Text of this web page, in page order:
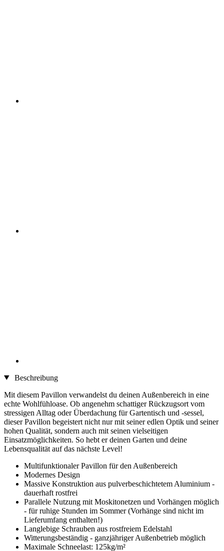
Beschreibung
Mit diesem Pavillon verwandelst du deinen Außenbereich in eine
echte Wohlfühloase. Ob angenehm schattiger Rückzugsort vom
stressigen Alltag oder Überdachung für Gartentisch und -sessel,
dieser Pavillon begeistert nicht nur mit seiner edlen Optik und seiner
hohen Qualität, sondern auch mit seinen vielseitigen
Einsatzmöglichkeiten. So hebt er deinen Garten und deine
Lebensqualität auf das nächste Level!
Multifunktionaler Pavillon für den Außenbereich
Modernes Design
Massive Konstruktion aus pulverbeschichtetem Aluminium -
dauerhaft rostfrei
Parallele Nutzung mit Moskitonetzen und Vorhängen möglich
- für ruhige Stunden im Sommer (Vorhänge sind nicht im
Lieferumfang enthalten!)
Langlebige Schrauben aus rostfreiem Edelstahl
Witterungsbeständig - ganzjähriger Außenbetrieb möglich
Maximale Schneelast: 125kg/m²